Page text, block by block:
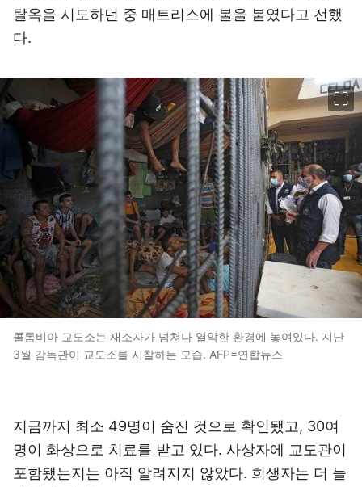
탈옥을 시도하던 중 매트리스에 불을 붙였다고 전했
다.
콜롬비아 교도소는 재소자가 넘쳐나 열악한 환경에 놓여있다. 지난
3월 감독관이 교도소를 시찰하는 모습. AFP=연합뉴스
지금까지 최소 49명이 숨진 것으로 확인됐고, 30여
명이 화상으로 치료를 받고 있다. 사상자에 교도관이
포함됐는지는 아직 알려지지 않았다. 희생자는 더 늘